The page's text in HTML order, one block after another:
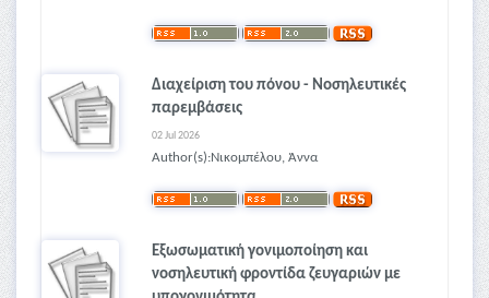
Διαχείριση του πόνου - Νοσηλευτικές
παρεμβάσεις
02 Jul 2026
Author(s):Νικομπέλου, Άννα
Εξωσωματική γονιμοποίηση και
νοσηλευτική φροντίδα ζευγαριών με